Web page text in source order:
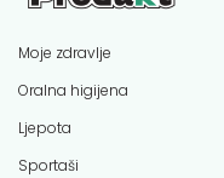
Moje zdravlje
Oralna higijena
Ljepota
Sportaši